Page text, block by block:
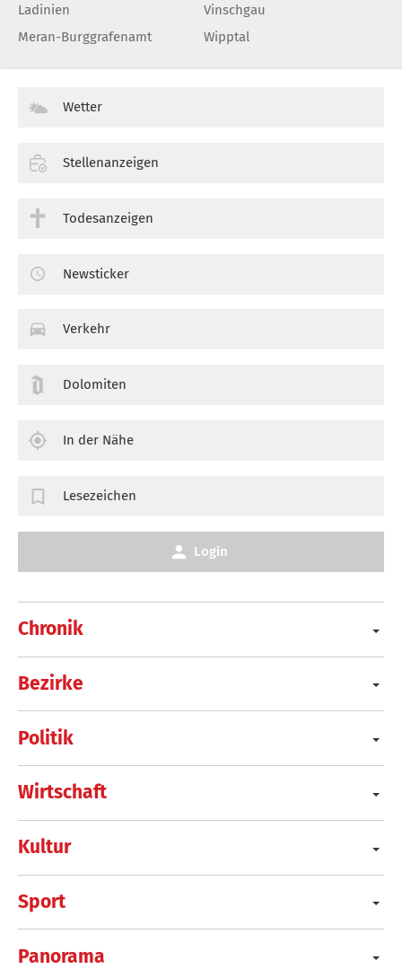
Ladinien
Meran-Burggrafenamt
Vinschgau
Wipptal
Chronik
Bezirke
Politik
Wirtschaft
Kultur
Sport
Panorama
Wetter
Stellenanzeigen
Todesanzeigen
Newsticker
Verkehr
Dolomiten
In der Nähe
Lesezeichen
Login